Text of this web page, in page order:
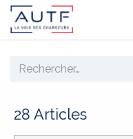
28 Articles